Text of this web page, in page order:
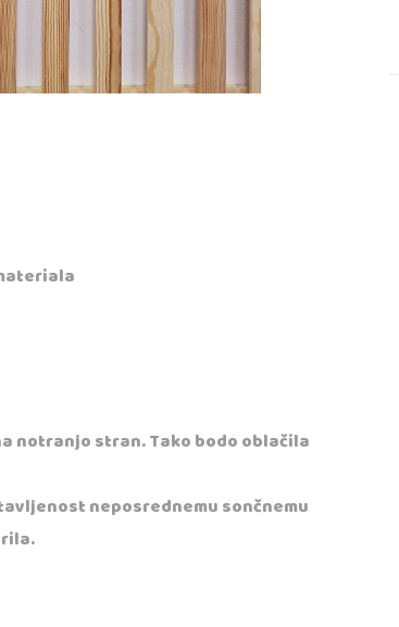
notranjo stran. Tako bodo oblačila
neposrednemu sončnemu